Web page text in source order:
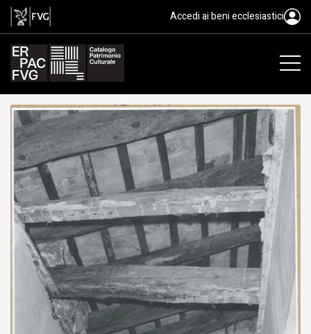
gelatina ai sali d'argento/ carta,
Accedi ai beni ecclesiastici